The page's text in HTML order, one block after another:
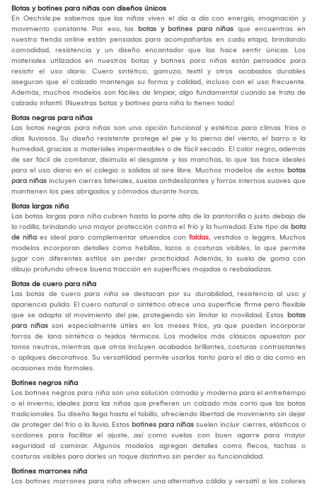
Botas y botines para niñas con diseños únicos
En Oechsle.pe sabemos que las niñas viven el día a día con energía, imaginación y
movimiento constante. Por eso, las botas y botines para niñas que encuentras en
nuestra tienda online están pensadas para acompañarlas en cada etapa, brindando
comodidad, resistencia y un diseño encantador que las hace sentir únicas. Los
materiales utilizados en nuestras botas y botines para niñas están pensados para
resistir el uso diario. Cuero sintético, gamuza, textil y otros acabados durables
aseguran que el calzado mantenga su forma y calidad, incluso con el uso frecuente.
Además, muchos modelos son fáciles de limpiar, algo fundamental cuando se trata de
calzado infantil. ¡Nuestras botas y botines para niña lo tienen todo!
Botas negras para niñas
Las botas negras para niñas son una opción funcional y estética para climas fríos o
días lluviosos. Su diseño resistente protege el pie y la pierna del viento, el barro o la
humedad, gracias a materiales impermeables o de fácil secado. El color negro, además
de ser fácil de combinar, disimula el desgaste y las manchas, lo que las hace ideales
para el uso diario en el colegio o salidas al aire libre. Muchos modelos de estas botas
para niñas incluyen cierres laterales, suelas antideslizantes y forros internos suaves que
mantienen los pies abrigados y cómodos durante horas.
Botas largas niña
Las botas largas para niña cubren hasta la parte alta de la pantorrilla o justo debajo de
la rodilla, brindando una mayor protección contra el frío y la humedad. Este tipo de bota
de niña es ideal para complementar atuendos con faldas, vestidos o leggins. Muchos
modelos incorporan detalles como hebillas, lazos o costuras visibles, lo que permite
jugar con diferentes estilos sin perder practicidad. Además, la suela de goma con
dibujo profundo ofrece buena tracción en superficies mojadas o resbaladizas.
Botas de cuero para niña
Las botas de cuero para niña se destacan por su durabilidad, resistencia al uso y
apariencia pulida. El cuero natural o sintético ofrece una superficie firme pero flexible
que se adapta al movimiento del pie, protegiendo sin limitar la movilidad. Estas botas
para niñas son especialmente útiles en los meses fríos, ya que pueden incorporar
forros de lana sintética o tejidos térmicos. Los modelos más clásicos apuestan por
tonos neutros, mientras que otros incluyen acabados brillantes, costuras contrastantes
o apliques decorativos. Su versatilidad permite usarlas tanto para el día a día como en
ocasiones más formales.
Botines negros niña
Los botines negros para niña son una solución cómoda y moderna para el entretiempo
o el invierno, ideales para las niñas que prefieren un calzado más corto que las botas
tradicionales. Su diseño llega hasta el tobillo, ofreciendo libertad de movimiento sin dejar
de proteger del frío o la lluvia. Estos botines para niñas suelen incluir cierres, elásticos o
cordones para facilitar el ajuste, así como suelas con buen agarre para mayor
seguridad al caminar. Algunos modelos agregan detalles como flecos, tachas o
costuras visibles para darles un toque distintivo sin perder su funcionalidad.
Botines marrones niña
Los botines marrones para niña ofrecen una alternativa cálida y versátil a los colores